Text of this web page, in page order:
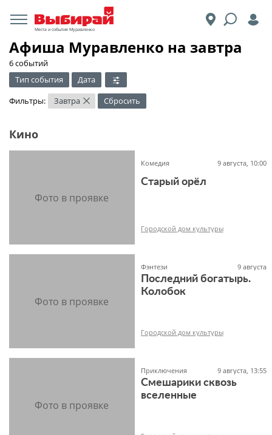
Места и события Муравленко
Афиша Муравленко на завтра
6 событий
Тип события
Дата
Фильтры:
Завтра × Сбросить
Кино
Комедия 9 августа, 10:00
Старый орёл
Городской дом культуры
Фэнтези 9 августа
Последний богатырь.
Колобок
Городской дом культуры
Приключения 9 августа, 13:55
Смешарики сквозь
вселенные